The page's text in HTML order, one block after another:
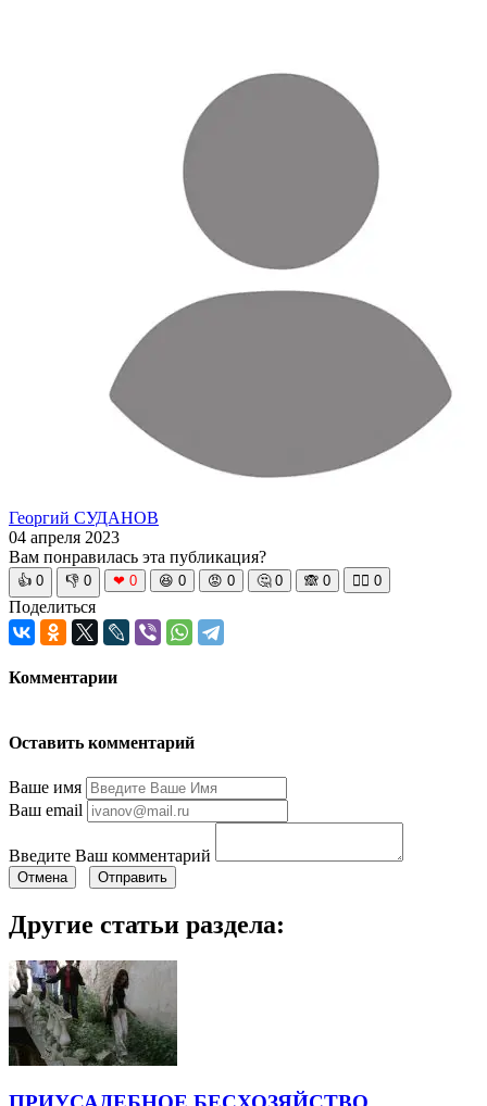
Георгий СУДАНОВ
04 апреля 2023
Вам понравилась эта публикация?
👍 0 👎 0 ❤ 0 😆 0 😡 0 🤔 0 🙈 0 🧘‍♀️ 0
Поделиться
Комментарии
Оставить комментарий
Ваше имя
Ваш email
Введите Ваш комментарий
Отмена Отправить
Другие статьи раздела: